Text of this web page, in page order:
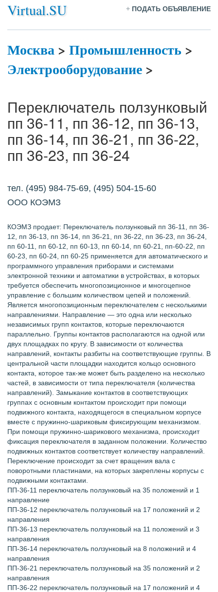
Virtual.SU + ПОДАТЬ ОБЪЯВЛЕНИЕ
Москва> Промышленность >
Электрооборудование>
Переключатель ползунковый
пп 36-11, пп 36-12, пп 36-13,
пп 36-14, пп 36-21, пп 36-22,
пп 36-23, пп 36-24
тел. (495) 984-75-69, (495) 504-15-60
ООО КОЭМЗ
КОЭМЗ продает: Переключатель ползунковый пп 36-11, пп 36-
12, пп 36-13, пп 36-14, пп 36-21, пп 36-22, пп 36-23, пп 36-24,
пп 60-11, пп 60-12, пп 60-13, пп 60-14, пп 60-21, пп-60-22, пп
60-23, пп 60-24, пп 60-25 применяется для автоматического и
программного управления приборами и системами
электронной техники и автоматики в устройствах, в которых
требуется обеспечить многопозиционное и многоцепное
управление с большим количеством цепей и положений.
Является многопозиционным переключателем с несколькими
направлениями. Направление — это одна или несколько
независимых групп контактов, которые переключаются
параллельно. Группы контактов располагаются на одной или
двух площадках по кругу. В зависимости от количества
направлений, контакты разбиты на соответствующие группы. В
центральной части площадки находится кольцо основного
контакта, которое так-же может быть разделено на несколько
частей, в зависимости от типа переключателя (количества
направлений). Замыкание контактов в соответствующих
группах с основным контактом происходит при помощи
подвижного контакта, находящегося в специальном корпусе
вместе с пружинно-шариковым фиксирующим механизмом.
При помощи пружинно-шарикового механизма, происходит
фиксация переключателя в заданном положении. Количество
подвижных контактов соответствует количеству направлений.
Переключение происходит за счет вращения вала с
поворотными пластинами, на которых закреплены корпусы с
подвижными контактами.
ПП-36-11 переключатель ползунковый на 35 положений и 1
направление
ПП-36-12 переключатель ползунковый на 17 положений и 2
направления
ПП-36-13 переключатель ползунковый на 11 положений и 3
направления
ПП-36-14 переключатель ползунковый на 8 положений и 4
направления
ПП-36-21 переключатель ползунковый на 35 положений и 2
направления
ПП-36-22 переключатель ползунковый на 17 положений и 4